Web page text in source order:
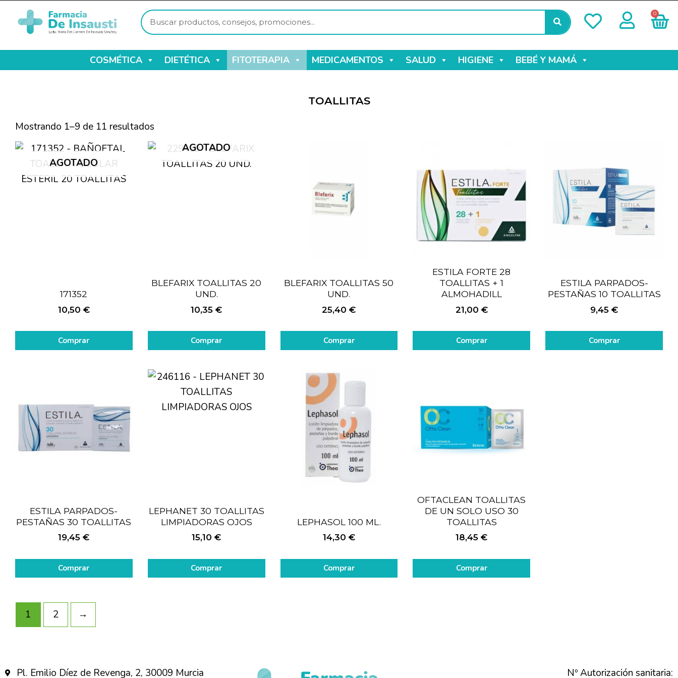
0
COSMÉTICA DIETÉTICA FITOTERAPIA MEDICAMENTOS SALUD HIGIENE BEBÉ Y MAMÁ
TOALLITAS
Mostrando 1–9 de 11 resultados
AGOTADO
171352
10,50 €
Comprar
AGOTADO
BLEFARIX TOALLITAS 20
UND.
10,35€
Comprar
BLEFARIX TOALLITAS 50
UND.
25,40€
Comprar
ESTILA FORTE 28
TOALLITAS + 1
ALMOHADILL
21,00 €
Comprar
ESTILA PARPADOS-
PESTAÑAS 10 TOALLITAS
9,45€
Comprar
ESTILA PARPADOS-
PESTAÑAS 30 TOALLITAS
19,45€
Comprar
LEPHANET 30 TOALLITAS
LIMPIADORAS OJOS
15,10€
Comprar
LEPHASOL 100 ML.
14,30 €
Comprar
OFTACLEAN TOALLITAS
DE UN SOLO USO 30
TOALLITAS
18,45€
Comprar
1 2 →
Pl. Emilio Díez de Revenga, 2, 30009 Murcia
Nº Autorización sanitaria: